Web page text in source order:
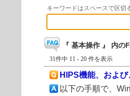
キーワードはスペースで区切
『 基本操作 』 内の
31件中 11 - 20 件を表示
HIPS機能、およ
以下の手順で、